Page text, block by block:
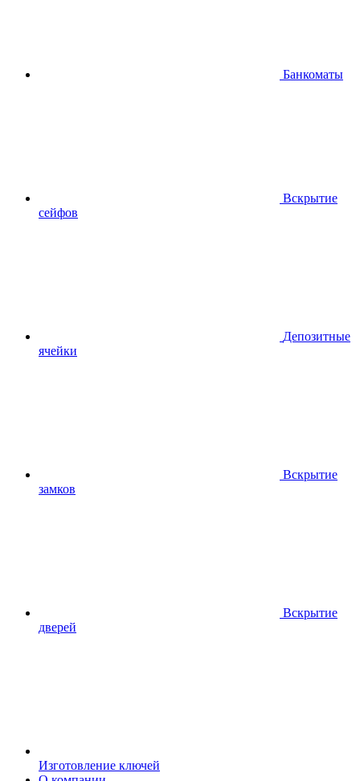
Банкоматы
Вскрытие
сейфов
Депозитные
ячейки
Вскрытие
замков
Вскрытие
дверей
Изготовление ключей